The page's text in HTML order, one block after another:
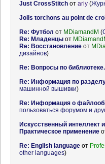
Just CrossStitchот ariy(
Jolis torchons au point de
Re: Футбол от MDiamandM (
Re: Младенцыот
Re: Восстановлениеот
дизайнов)
Re: Вопросы по библиотеке.
Re: Информация по
машинной вышивки)
Re: Информация о
пользоваться форумом и
Искусственный интеллект
Практическое применение
Re: English languageот
other languages)